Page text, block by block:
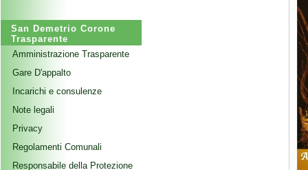
San Demetrio Corone
Trasparente
Amministrazione Trasparente
Gare D'appalto
Incarichi e consulenze
Note legali
Privacy
Regolamenti Comunali
Responsabile della Protezione